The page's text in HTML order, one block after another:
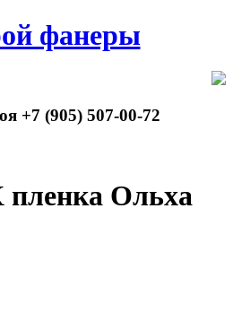
фанеры
+7 (905) 507-00-72
Ольха